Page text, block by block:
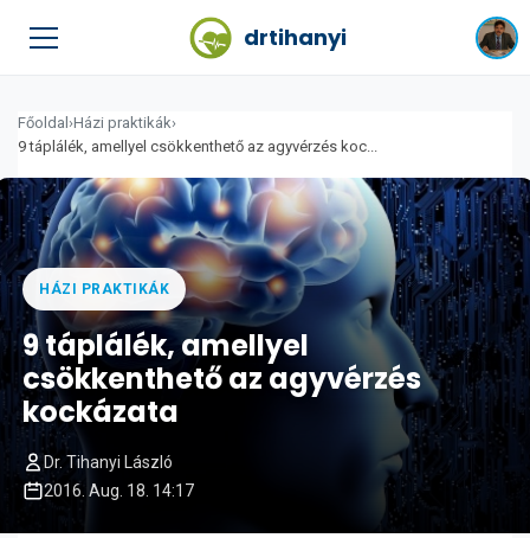
drtihanyi
Főoldal ›Házi praktikák›
9 táplálék, amellyel csökkenthető az agyvérzés koc...
HÁZI PRAKTIKÁK
9 táplálék, amellyel
csökkenthető az agyvérzés
kockázata
Dr. Tihanyi László
2016. Aug. 18. 14:17